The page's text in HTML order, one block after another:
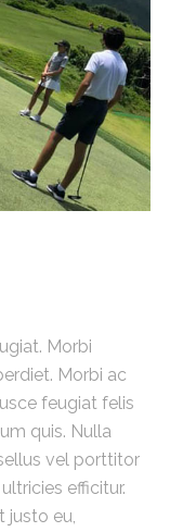
Morbi
Morbi ac
feugiat felis
quis. Nulla
vel porttitor
efficitur.
justo eu,